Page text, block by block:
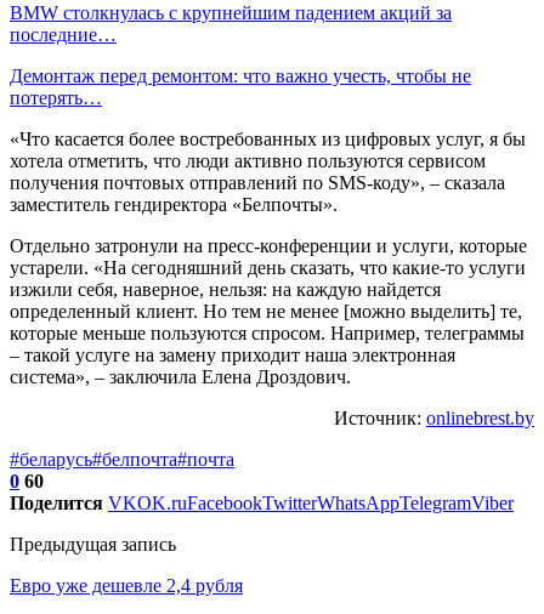
BMW столкнулась с крупнейшим падением акций за
последние…
Демонтаж перед ремонтом: что важно учесть, чтобы не
потерять…
«Что касается более востребованных из цифровых услуг, я бы
хотела отметить, что люди активно пользуются сервисом
получения почтовых отправлений по SMS-коду», – сказала
заместитель гендиректора «Белпочты».
Отдельно затронули на пресс-конференции и услуги, которые
устарели. «На сегодняшний день сказать, что какие-то услуги
изжили себя, наверное, нельзя: на каждую найдется
определенный клиент. Но тем не менее [можно выделить] те,
которые меньше пользуются спросом. Например, телеграммы
– такой услуге на замену приходит наша электронная
система», – заключила Елена Дроздович.
Источник: onlinebrest.by
#беларусь#белпочта#почта
0 60
Поделится VKOK.ruFacebookTwitterWhatsAppTelegramViber
Предыдущая запись
Евро уже дешевле 2,4 рубля